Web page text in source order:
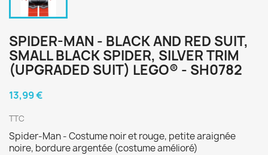
SPIDER-MAN - BLACK AND RED SUIT,
SMALL BLACK SPIDER, SILVER TRIM
(UPGRADED SUIT) LEGO® - SH0782
13,99 €
TTC
Spider-Man - Costume noir et rouge, petite araignée
noire, bordure argentée (costume amélioré)